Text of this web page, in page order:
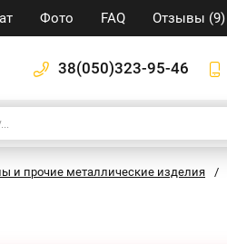
Фото FAQ Отзывы (9)
38(050)323-95-46
и прочие металлические изделия /